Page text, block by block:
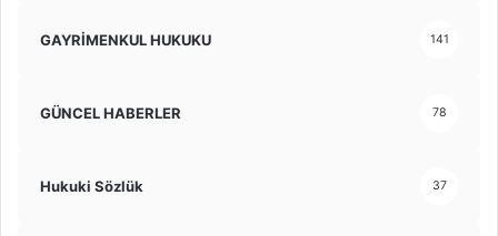
GAYRİMENKUL HUKUKU 141
GÜNCEL HABERLER 78
Hukuki Sözlük 37